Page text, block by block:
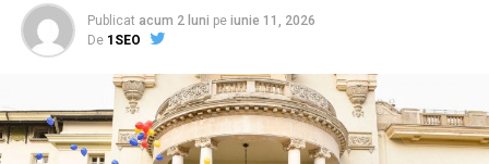
Publicat acum 2 luni pe iunie 11, 2026
De 1SEO